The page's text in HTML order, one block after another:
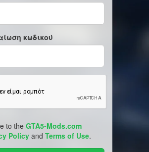
κωδικού
to theGTA5-Mods.com
Policy and Terms of Use.